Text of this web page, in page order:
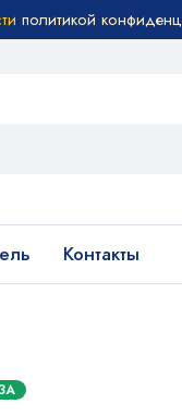
политикой
Контакты